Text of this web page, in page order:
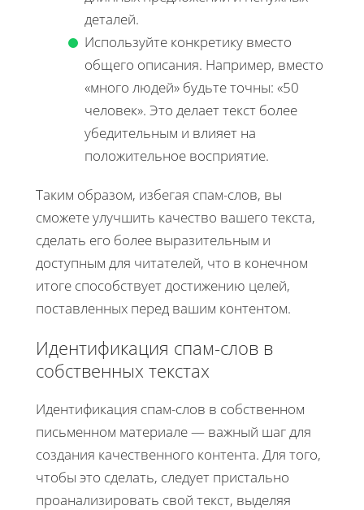
деталей.
Используйте конкретику вместо
общего описания. Например, вместо
«много людей» будьте точны: «50
человек». Это делает текст более
убедительным и влияет на
положительное восприятие.
Таким образом, избегая спам-слов, вы
сможете улучшить качество вашего текста,
сделать его более выразительным и
доступным для читателей, что в конечном
итоге способствует достижению целей,
поставленных перед вашим контентом.
Идентификация спам-слов в
собственных текстах
Идентификация спам-слов в собственном
письменном материале — важный шаг для
создания качественного контента. Для того,
чтобы это сделать, следует пристально
проанализировать свой текст, выделяя